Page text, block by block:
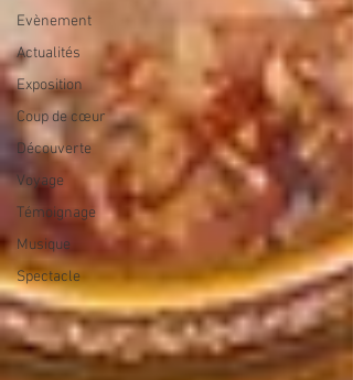
Evènement
Actualités
Exposition
Coup de cœur
Découverte
Voyage
Témoignage
Musique
Spectacle